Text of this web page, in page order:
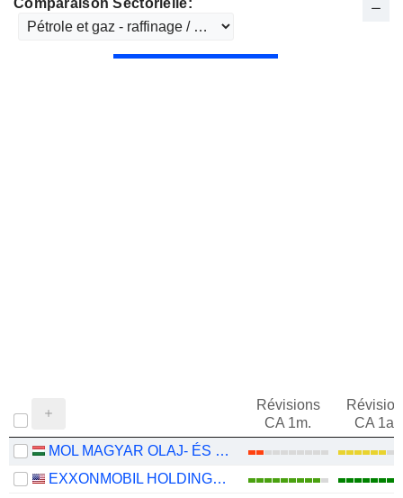
Comparaison Sectorielle:
Révisions
CA 1m.
CA 1an
MOL MAGYAR OLAJ- ÉS GÁZIPARI NYRT
EXXONMOBIL HOLDINGS CORPORATION